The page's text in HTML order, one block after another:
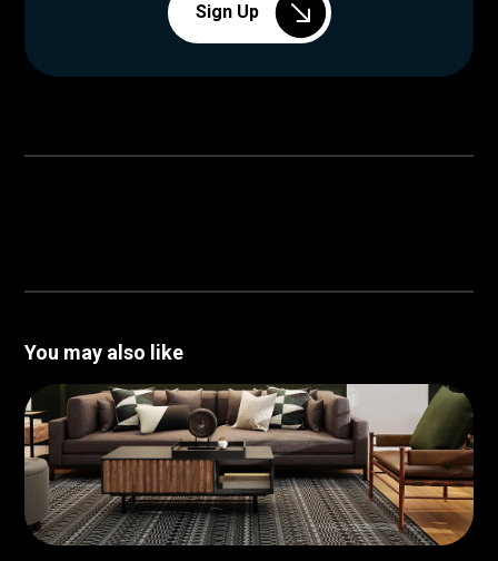
Sign Up
You may also like